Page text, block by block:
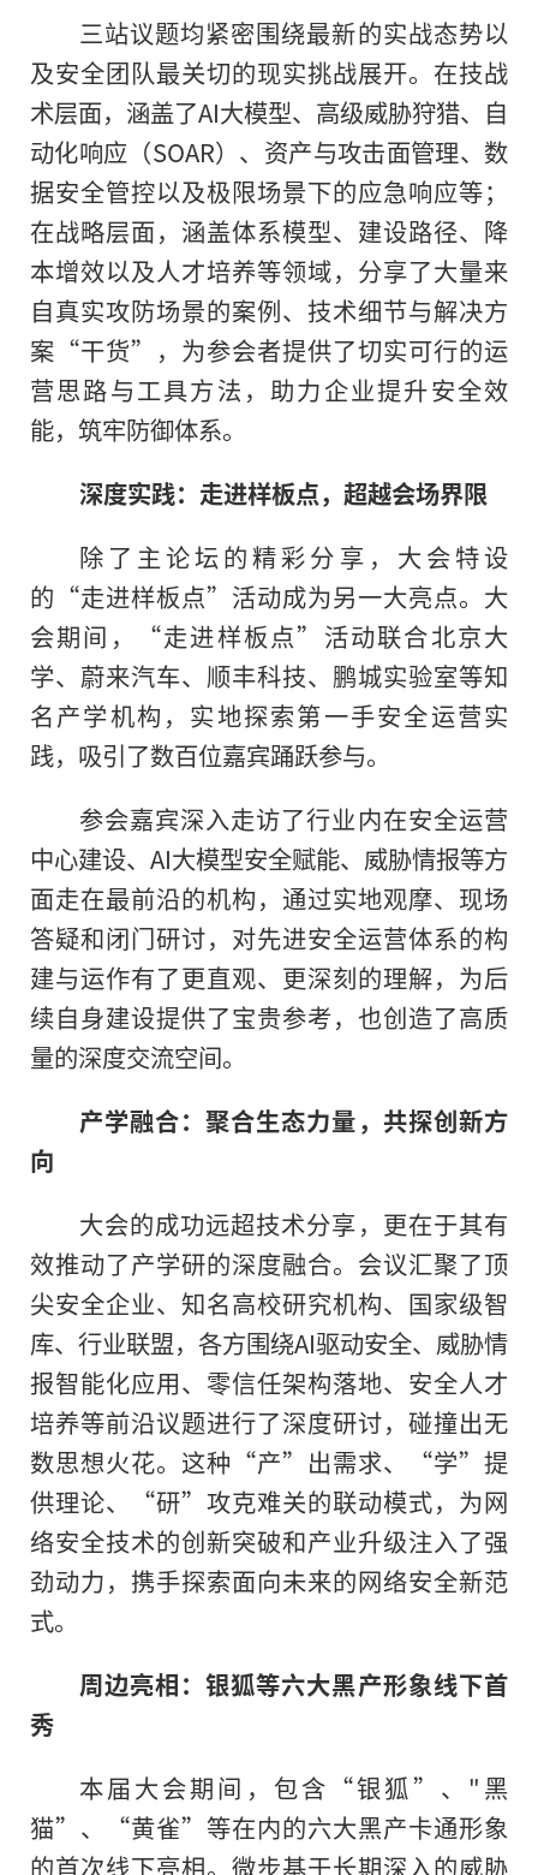
三站议题均紧密围绕最新的实战态势以
及安全团队最关切的现实挑战展开。在技战
术层面，涵盖了AI大模型、高级威胁狩猎、自
动化响应（SOAR）、资产与攻击面管理、数
据安全管控以及极限场景下的应急响应等；
在战略层面，涵盖体系模型、建设路径、降
本增效以及人才培养等领域，分享了大量来
自真实攻防场景的案例、技术细节与解决方
案“干货”，为参会者提供了切实可行的运
营思路与工具方法，助力企业提升安全效
能，筑牢防御体系。
深度实践：走进样板点，超越会场界限
除了主论坛的精彩分享，大会特设
的“走进样板点”活动成为另一大亮点。大
会期间，“走进样板点”活动联合北京大
学、蔚来汽车、顺丰科技、鹏城实验室等知
名产学机构，实地探索第一手安全运营实
践，吸引了数百位嘉宾踊跃参与。
参会嘉宾深入走访了行业内在安全运营
中心建设、AI大模型安全赋能、威胁情报等方
面走在最前沿的机构，通过实地观摩、现场
答疑和闭门研讨，对先进安全运营体系的构
建与运作有了更直观、更深刻的理解，为后
续自身建设提供了宝贵参考，也创造了高质
量的深度交流空间。
产学融合：聚合生态力量，共探创新方
向
大会的成功远超技术分享，更在于其有
效推动了产学研的深度融合。会议汇聚了顶
尖安全企业、知名高校研究机构、国家级智
库、行业联盟，各方围绕AI驱动安全、威胁情
报智能化应用、零信任架构落地、安全人才
培养等前沿议题进行了深度研讨，碰撞出无
数思想火花。这种“产”出需求、“学”提
供理论、“研”攻克难关的联动模式，为网
络安全技术的创新突破和产业升级注入了强
劲动力，携手探索面向未来的网络安全新范
式。
周边亮相：银狐等六大黑产形象线下首
秀
本届大会期间，包含“银狐”、"黑
猫”、“黄雀”等在内的六大黑产卡通形象
的首次线下亮相。微步基于长期深入的威胁